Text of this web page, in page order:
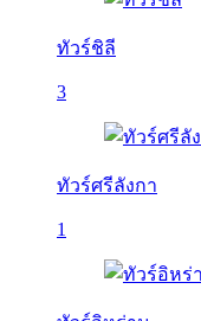
ทัวร์ชิลี
3
ทัวร์ศรีลังกา
1